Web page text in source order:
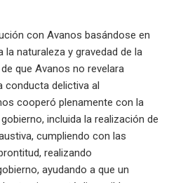
con Avanos basándose en
naturaleza y gravedad de la
que Avanos no revelara
conducta delictiva al
cooperó plenamente con la
incluida la realización de
cumpliendo con las
realizando
ayudando a que un